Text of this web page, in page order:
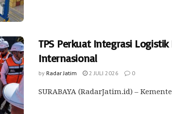
TPS Perkuat Integrasi
Internasional
by Radar Jatim 2 JULI 2026 0
SURABAYA (RadarJatim.id) –